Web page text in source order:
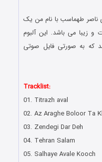
ناصر طهماسب با نام من یک
متفاوت و زیبا می باشد. این آلبوم
که به صورتی فایل صوتی
Tracklist:
01. Titrazh aval
02. Az Araghe Boloor Ta
03. Zendegi Dar Deh
04. Tehran Salam
05. Salhaye Avale Kooch